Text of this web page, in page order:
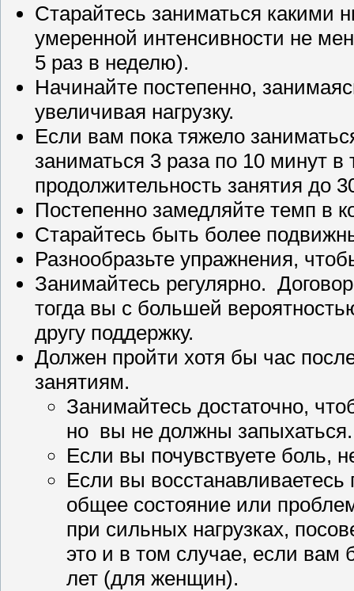
Старайтесь заниматься какими
умеренной интенсивности не
5 раз в неделю).
Начинайте постепенно,
увеличивая нагрузку.
Если вам пока тяжело
заниматься 3 раза по 10 минут
продолжительность занятия до
Постепенно замедляйте темп в
Старайтесь быть более
Разнообразьте упражнения,
Занимайтесь регулярно.
тогда вы с большей
другу поддержку.
Должен пройти хотя бы час
занятиям.
Занимайтесь достаточно,
но вы не должны запыхаться.
Если вы почувствуете боль,
Если вы
общее состояние или
при сильных нагрузках,
это и в том случае, если
лет (для женщин).